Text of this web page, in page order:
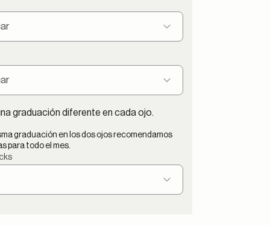
graduación diferente en cada ojo.
graduación en los dos ojos recomendamos
para todo el mes.